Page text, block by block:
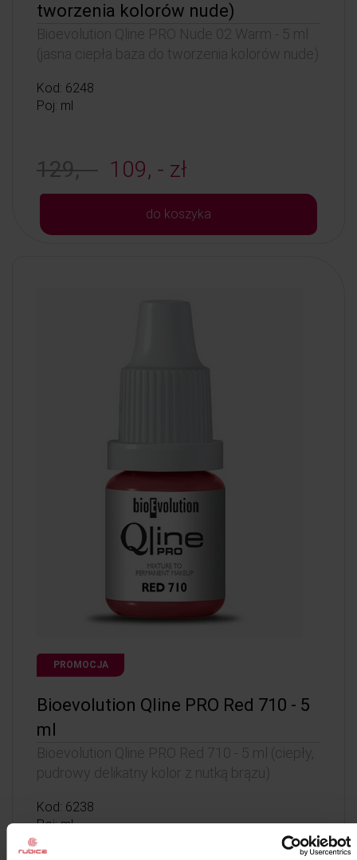
tworzenia kolorów nude)
Bioevolution Qline PRO Nude 02 Warm - 5 ml
(jasna ciepła baza do tworzenia kolorów nude)
Kod: 6248
Poj: ml
129, - 109, - zł
do koszyka
PROMOCJA
Bioevolution Qline PRO Red 710 - 5
ml
Bioevolution Qline PRO Red 710 - 5 ml (ciepły,
pudrowy delikatny kolor z nutką brązu)
Kod: 6238
Poj: ml